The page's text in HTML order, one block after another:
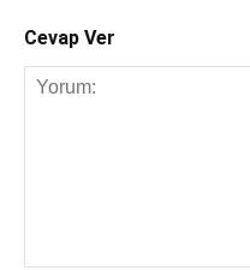
Cevap Ver